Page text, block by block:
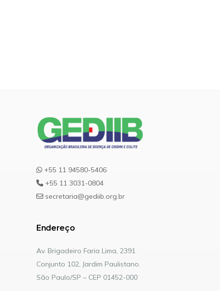
+55 11 94580-5406
+55 11 3031-0804
secretaria@gediib.org.br
Endereço
Av. Brigadeiro Faria Lima, 2391
Conjunto 102, Jardim Paulistano.
São Paulo/SP – CEP 01452-000